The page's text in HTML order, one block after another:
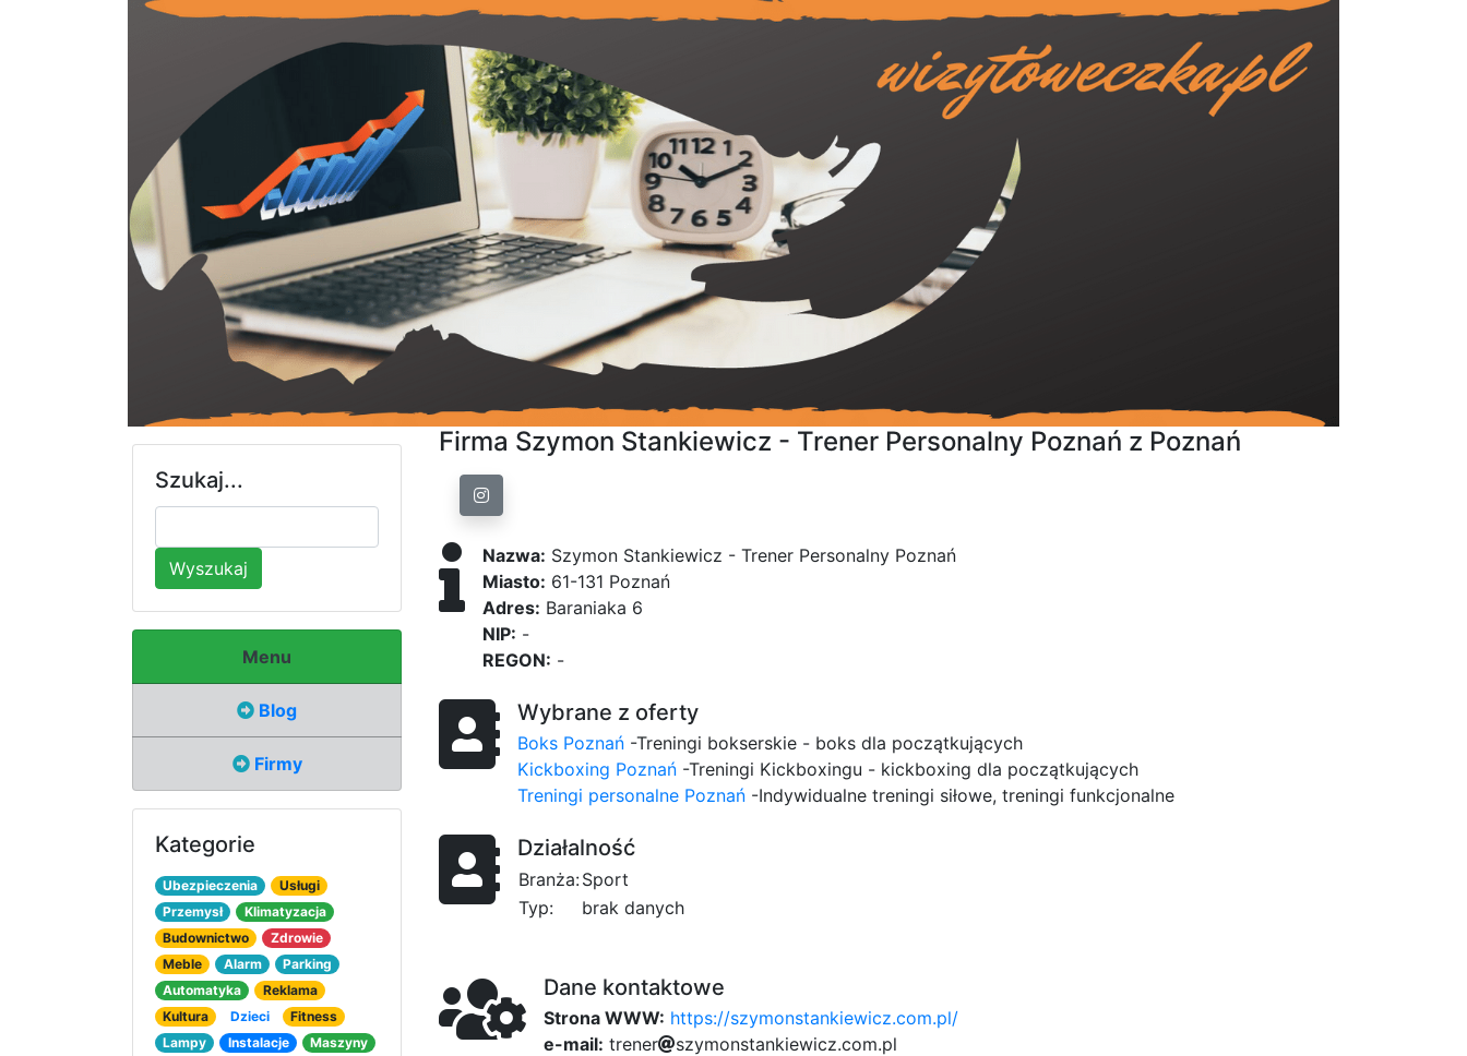
Szukaj...
Wyszukaj
Menu
Blog
Firmy
Kategorie
Ubezpieczenia
Usługi
Przemysł
Klimatyzacja
Budownictwo
Zdrowie
Meble
Alarm
Parking
Automatyka
Reklama
Kultura
Dzieci
Fitness
Lampy
Instalacje
Maszyny
Firma Szymon Stankiewicz - Trener Personalny Poznań z Poznań
Nazwa: Szymon Stankiewicz - Trener Personalny Poznań
Miasto: 61-131 Poznań
Adres: Baraniaka 6
NIP: -
REGON: -
Wybrane z oferty
Boks Poznań -Treningi bokserskie - boks dla początkujących
Kickboxing Poznań -Treningi Kickboxingu - kickboxing dla początkujących
Treningi personalne Poznań -Indywidualne treningi siłowe, treningi funkcjonalne
Działalność
Branża:Sport
Typ:
brak danych
Dane kontaktowe
Strona WWW: https://szymonstankiewicz.com.pl/
e-mail: tf
rener szymo3b
nstab35
n8a1
kiewicee
z.cc02
o83
m.p1l